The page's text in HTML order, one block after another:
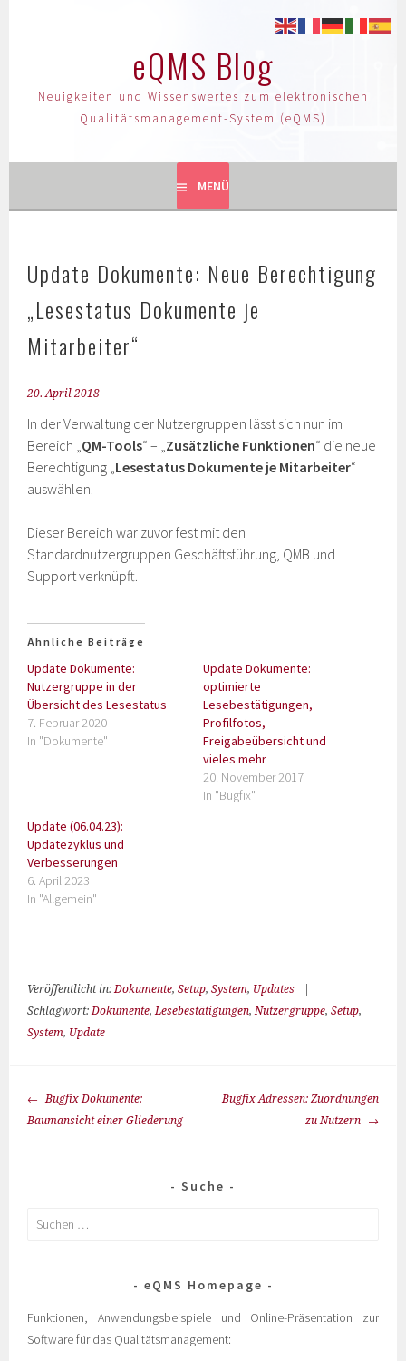
eQMS Blog
Neuigkeiten und Wissenswertes zum elektronischen
Qualitätsmanagement-System (eQMS)
MENÜ
Update Dokumente: Neue Berechtigung
„Lesestatus Dokumente je
Mitarbeiter“
20. April 2018
In der Verwaltung der Nutzergruppen lässt sich nun im
Bereich „QM-Tools“ – „Zusätzliche Funktionen“ die neue
Berechtigung „Lesestatus Dokumente je Mitarbeiter“
auswählen.
Dieser Bereich war zuvor fest mit den
Standardnutzergruppen Geschäftsführung, QMB und
Support verknüpft.
Ähnliche Beiträge
Update Dokumente:
Nutzergruppe in der
Übersicht des Lesestatus
7. Februar 2020
In "Dokumente"
Update Dokumente:
optimierte
Lesebestätigungen,
Profilfotos,
Freigabeübersicht und
vieles mehr
20. November 2017
In "Bugfix"
Update (06.04.23):
Updatezyklus und
Verbesserungen
6. April 2023
In "Allgemein"
Veröffentlicht in:Dokumente,Setup,System, Updates
Schlagwort:Dokumente,Lesebestätigungen,Nutzergruppe,Setup,
System, Update
Bugfix Dokumente:
Baumansicht einer Gliederung
Bugfix Adressen: Zuordnungen
zu Nutzern
Suche
eQMS Homepage
Funktionen, Anwendungsbeispiele und Online-Präsentation zur
Software für das Qualitätsmanagement: